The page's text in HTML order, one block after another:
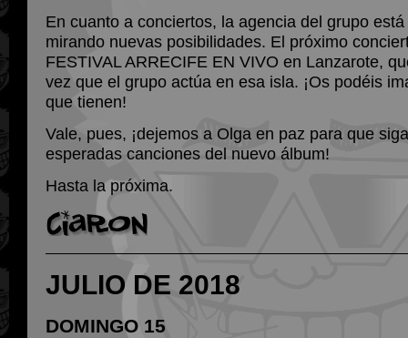
En cuanto a conciertos, la agencia del grupo
mirando nuevas posibilidades. El próximo
FESTIVAL ARRECIFE EN VIVO en Lanzarote,
vez que el grupo actúa en esa isla. ¡Os podéis
que tienen!
Vale, pues, ¡dejemos a Olga en paz para que
esperadas canciones del nuevo álbum!
Hasta la próxima.
JULIO DE 2018
DOMINGO 15